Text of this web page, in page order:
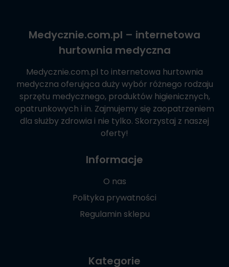
Medycznie.com.pl – internetowa
hurtownia medyczna
Medycznie.com.pl to internetowa hurtownia
medyczna oferująca duży wybór różnego rodzaju
sprzętu medycznego, produktów higienicznych,
opatrunkowych i in. Zajmujemy się zaopatrzeniem
dla służby zdrowia i nie tylko. Skorzystaj z naszej
oferty!
Informacje
O nas
Polityka prywatności
Regulamin sklepu
Kategorie